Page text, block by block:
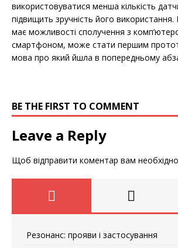
використовуватися менша кількість
підвищить зручність його використання.
має можливості сполучення з
смартфоном, може стати першим
мова про який йшла в попередньому
BE THE FIRST TO COMMENT
Leave a Reply
Щоб відправити коментар вам необхідно
Резонанс: прояви і застосування